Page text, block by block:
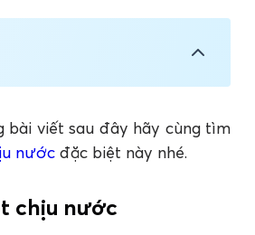
viết sau đây hãy cùng tìm
nước đặc biệt này nhé.
chịu nước